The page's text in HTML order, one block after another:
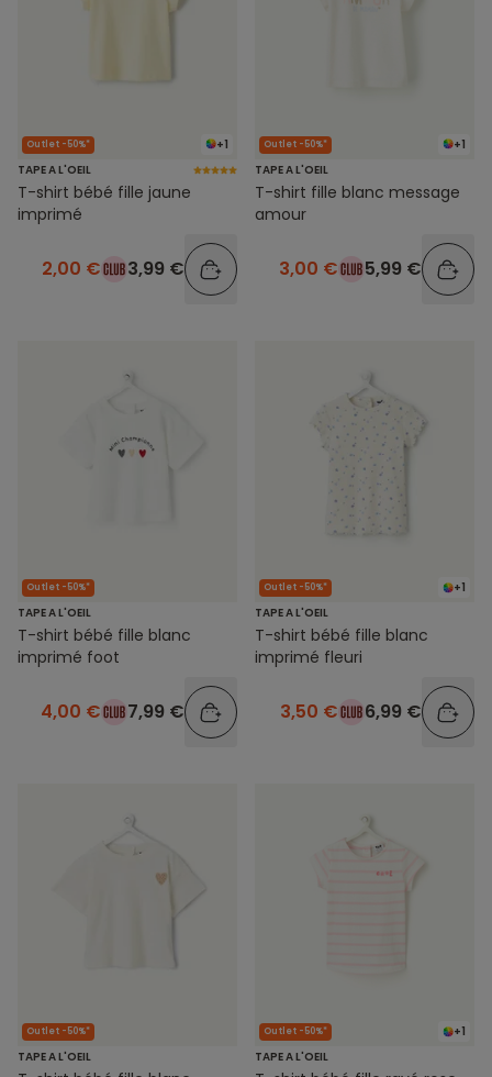
+1
Outlet -50%*
TAPE A L'OEIL
T-shirt bébé fille jaune
imprimé
2,00 € 3,99 €
+1
Outlet -50%*
TAPE A L'OEIL
T-shirt fille blanc message
amour
3,00 € 5,99 €
Outlet -50%*
TAPE A L'OEIL
T-shirt bébé fille blanc
imprimé foot
4,00 € 7,99 €
+1
Outlet -50%*
TAPE A L'OEIL
T-shirt bébé fille blanc
imprimé fleuri
3,50 € 6,99 €
Outlet -50%*
TAPE A L'OEIL
+1
Outlet -50%*
TAPE A L'OEIL